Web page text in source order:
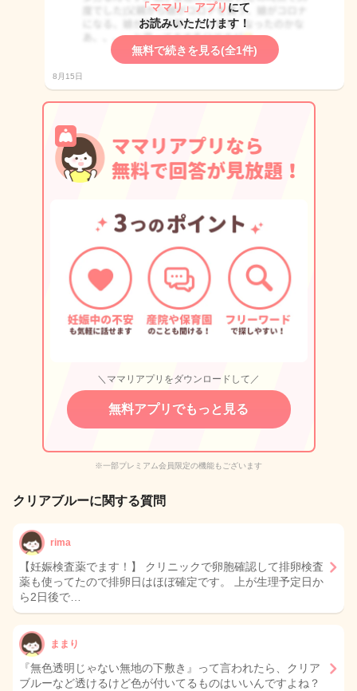
「ママリ」アプリ にて
お読みいただけます！
無料で続きを見る(全1件)
8月15日
＼ママリアプリをダウンロードして／
無料アプリでもっと見る
※一部プレミアム会員限定の機能もございます
クリアブルーに関する質問
rima
【妊娠検査薬でます！】 クリニックで卵胞確認して排卵検査
薬も使ってたので排卵日はほぼ確定です。 上が生理予定日か
ら2日後で…
ままり
『無色透明じゃない無地の下敷き』って言われたら、クリア
ブルーなど透けるけど色が付いてるものはいいんですよね？